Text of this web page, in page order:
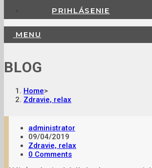
PRIHLÁSENIE
MENU
BLOG
Home>
Zdravie, relax
administrator
09/04/2019
Zdravie, relax
0 Comments